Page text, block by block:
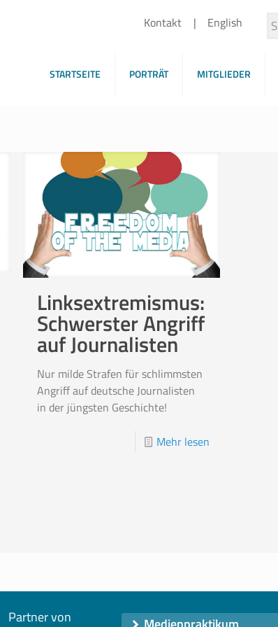
Kontakt English
STARTSEITE PORTRÄT MITGLIEDER
Linksextremismus:
Schwerster Angriff
auf Journalisten
Nur milde Strafen für schlimmsten
Angriff auf deutsche Journalisten
in der jüngsten Geschichte!
Mehr lesen
Partner von